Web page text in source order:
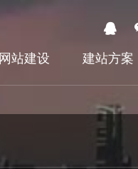
网站建设 建站方案